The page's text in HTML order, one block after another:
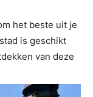
het beste uit je
is geschikt
van deze